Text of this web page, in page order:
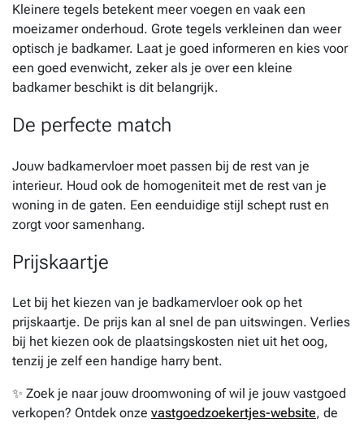
Kleinere tegels betekent meer voegen en vaak een
moeizamer onderhoud. Grote tegels verkleinen dan weer
optisch je badkamer. Laat je goed informeren en kies voor
een goed evenwicht, zeker als je over een kleine
badkamer beschikt is dit belangrijk.
De perfecte match
Jouw badkamervloer moet passen bij de rest van je
interieur. Houd ook de homogeniteit met de rest van je
woning in de gaten. Een eenduidige stijl schept rust en
zorgt voor samenhang.
Prijskaartje
Let bij het kiezen van je badkamervloer ook op het
prijskaartje. De prijs kan al snel de pan uitswingen. Verlies
bij het kiezen ook de plaatsingskosten niet uit het oog,
tenzij je zelf een handige harry bent.
✨ Zoek je naar jouw droomwoning of wil je jouw vastgoed
verkopen? Ontdek onze vastgoedzoekertjes-website, de